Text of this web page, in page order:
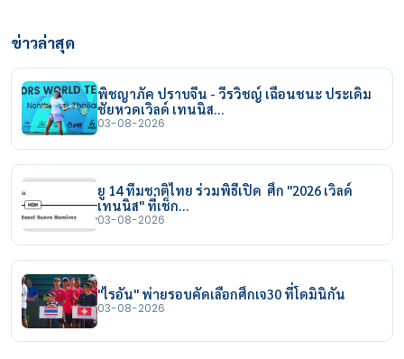
ข่าวล่าสุด
พิชญาภัค ปราบจีน - วีรวิชญ์ เฉือนชนะ ประเดิม
ชัยหวดเวิลด์ เทนนิส…
03-08-2026
ยู 14 ทีมชาติไทย ร่วมพิธีเปิด ศึก "2026 เวิลด์
เทนนิส" ที่เช็ก…
03-08-2026
"ไรอัน" พ่ายรอบคัดเลือกศึกเจ30 ที่โดมินิกัน
03-08-2026